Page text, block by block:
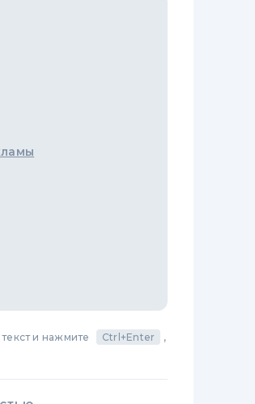
и нажмите Ctrl+Enter
,